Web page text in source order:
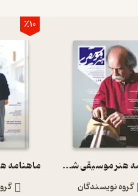
ماهنامه هنر موسیقی شماره 169
گروه نویسندگان
٪10